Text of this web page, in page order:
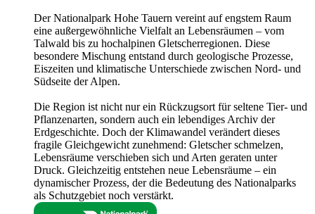
Der Nationalpark Hohe Tauern vereint auf engstem Raum
eine außergewöhnliche Vielfalt an Lebensräumen – vom
Talwald bis zu hochalpinen Gletscherregionen. Diese
besondere Mischung entstand durch geologische Prozesse,
Eiszeiten und klimatische Unterschiede zwischen Nord- und
Südseite der Alpen.
Die Region ist nicht nur ein Rückzugsort für seltene Tier- und
Pflanzenarten, sondern auch ein lebendiges Archiv der
Erdgeschichte. Doch der Klimawandel verändert dieses
fragile Gleichgewicht zunehmend: Gletscher schmelzen,
Lebensräume verschieben sich und Arten geraten unter
Druck. Gleichzeitig entstehen neue Lebensräume – ein
dynamischer Prozess, der die Bedeutung des Nationalparks
als Schutzgebiet noch verstärkt.